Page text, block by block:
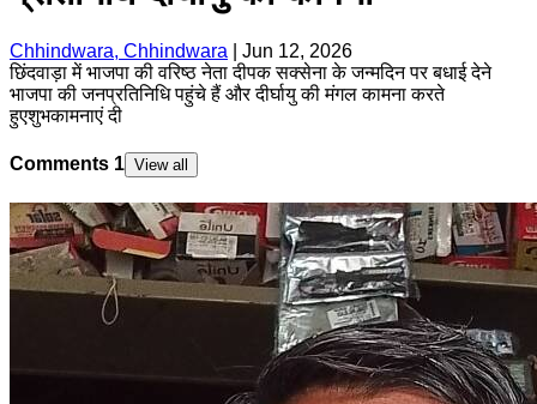
Chhindwara, Chhindwara
Jun 12, 2026
छिंदवाड़ा में भाजपा की वरिष्ठ नेता दीपक सक्सेना के जन्मदिन पर बधाई देने
भाजपा की जनप्रतिनिधि पहुंचे हैं और दीर्घायु की मंगल कामना करते
हुएशुभकामनाएं दी
Comments 1 View all